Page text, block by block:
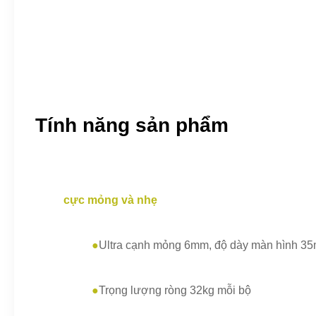
Tính năng sản phẩm
cực mỏng và nhẹ
●Ultra cạnh mỏng 6mm, độ dày màn hình
●Trọng lượng ròng 32kg mỗi bộ